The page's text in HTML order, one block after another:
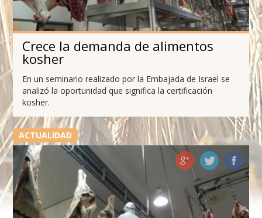
Crece la demanda de alimentos
kosher
En un seminario realizado por la Embajada de Israel se
analizó la oportunidad que significa la certificación
kosher.
ACTUALIDAD